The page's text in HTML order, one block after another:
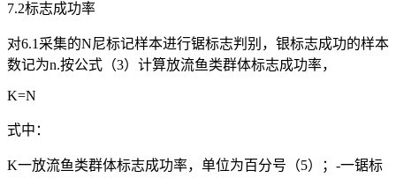
7.2标志成功率
对6.1采集的N尼标记样本进行锯标志判别，银标志成功的样本
数记为n.按公式（3）计算放流鱼类群体标志成功率，
K=N
式中：
K一放流鱼类群体标志成功率，单位为百分号（5）；-一锯标